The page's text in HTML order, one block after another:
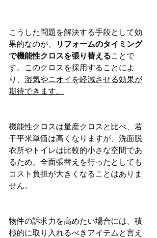
こうした問題を解決する手段として効
果的なのが、
リフォームのタイミング
で機能性クロスを張り替えることで
す。このクロスを採用することによ
り、 湿気やニオイを軽減させる効果が
期待できます。
機能性クロスは量産クロスと比べ、若
干平米単価は高くなりますが、洗面脱
衣所やトイレは比較的小さな空間であ
るため、全面張替えを行ったとしても
コスト負担が大きくなることはありま
せん。
物件の訴求力を高めたい場合には、積
極的に取り入れるべきアイテムと言え